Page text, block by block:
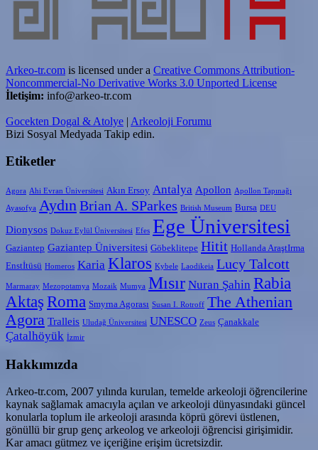
Arkeo-tr.com is licensed under a Creative Commons Attribution-
Noncommercial-No Derivative Works 3.0 Unported License
İletişim: info@arkeo-tr.com
Gocekten Dogal & Atolye | Arkeoloji Forumu
Bizi Sosyal Medyada Takip edin.
Etiketler
Agora Ahi Evran Üniversitesi Akın Ersoy Antalya Apollon Apollon Tapınağı
Ayasofya AydınBrian A. SParkes British Museum Bursa DEU
Dionysos Dokuz Eylül Üniversitesi Efes Ege Üniversitesi
Gaziantep Gaziantep Üniversitesi Göbeklitepe Hitit Hollanda AraştIrma
Enstİtüsü Homeros Karia Klaros Kybele Laodikeia Lucy Talcott
Marmaray Mezopotamya Mozaik Mumya Mısır Nuran Şahin Rabia
Aktaş Roma Smyrna Agorası Susan I. Rotroff The Athenian
Agora Tralleis Uludağ Üniversitesi UNESCO Zeus Çanakkale
Çatalhöyük İzmir
Hakkımızda
Arkeo-tr.com, 2007 yılında kurulan, temelde arkeoloji öğrencilerine
kaynak sağlamak amacıyla açılan ve arkeoloji dünyasındaki güncel
konularla toplum ile arkeoloji arasında köprü görevi üstlenen,
gönüllü bir grup genç arkeolog ve arkeoloji öğrencisi girişimidir.
Kar amacı gütmez ve içeriğine erişim ücretsizdir.